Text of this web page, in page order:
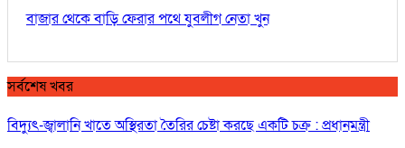
বাজার থেকে বাড়ি ফেরার পথে যুবলীগ নেতা খুন
সর্বশেষ খবর
বিদ্যুৎ-জ্বালানি খাতে অস্থিরতা তৈরির চেষ্টা করছে একটি চক্র : প্রধানমন্ত্রী